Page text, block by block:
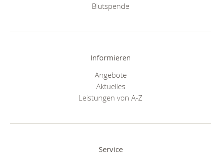
Blutspende
Informieren
Angebote
Aktuelles
Leistungen von A-Z
Service